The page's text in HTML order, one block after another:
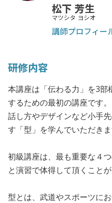
松下 芳生
マツシタ ヨシオ
講師プロフィー
研修内容
本講座は「伝わる力」を3
するための最初の講座です。
話し方やデザインなど小手
す「型」を学んでいただきま
初級講座は、最も重要な４
と演習で体得して頂くことが
型とは、武道やスポーツに